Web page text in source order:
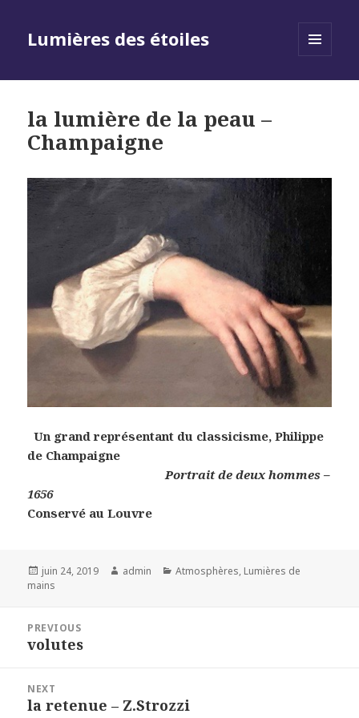
Lumières des étoiles
la lumière de la peau –
Champaigne
Un grand représentant du classicisme, Philippe
de Champaigne
Portrait de deux hommes –
1656
Conservé au Louvre
Posted
on
juin 24, 2019 Author
admin Categories
Atmosphères, Lumières de
mains
l’article
PREVIOUS
Previous
volutes
NEXT
Next
la retenue – Z.Strozzi